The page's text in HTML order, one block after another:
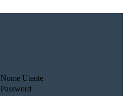
Nome Utente
Password